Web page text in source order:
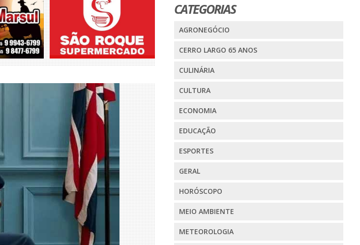
CATEGORIAS
AGRONEGÓCIO
CERRO LARGO 65 ANOS
CULINÁRIA
CULTURA
ECONOMIA
EDUCAÇÃO
ESPORTES
GERAL
HORÓSCOPO
MEIO AMBIENTE
METEOROLOGIA